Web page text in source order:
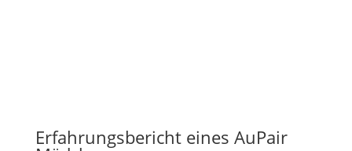
Erfah­rungs­be­richt eines AuPair